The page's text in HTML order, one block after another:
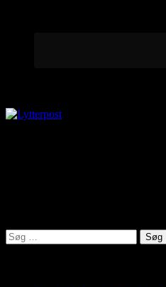
Søg
efter: